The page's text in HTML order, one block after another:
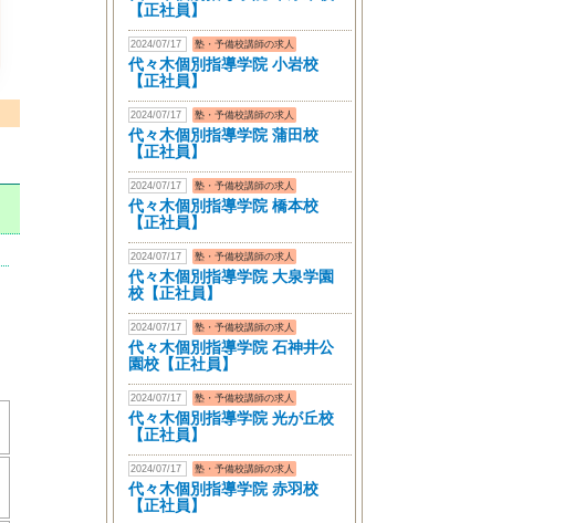
【正社員】
2024/07/17 塾・予備校講師の求人
代々木個別指導学院 小岩校
【正社員】
2024/07/17 塾・予備校講師の求人
代々木個別指導学院 蒲田校
【正社員】
2024/07/17 塾・予備校講師の求人
代々木個別指導学院 橋本校
【正社員】
2024/07/17 塾・予備校講師の求人
代々木個別指導学院 大泉学園
校【正社員】
2024/07/17 塾・予備校講師の求人
代々木個別指導学院 石神井公
園校【正社員】
2024/07/17 塾・予備校講師の求人
代々木個別指導学院 光が丘校
【正社員】
2024/07/17 塾・予備校講師の求人
代々木個別指導学院 赤羽校
【正社員】